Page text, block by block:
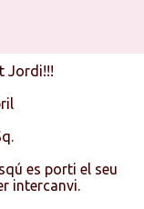
Jordi!!!
es porti el seu
intercanvi.